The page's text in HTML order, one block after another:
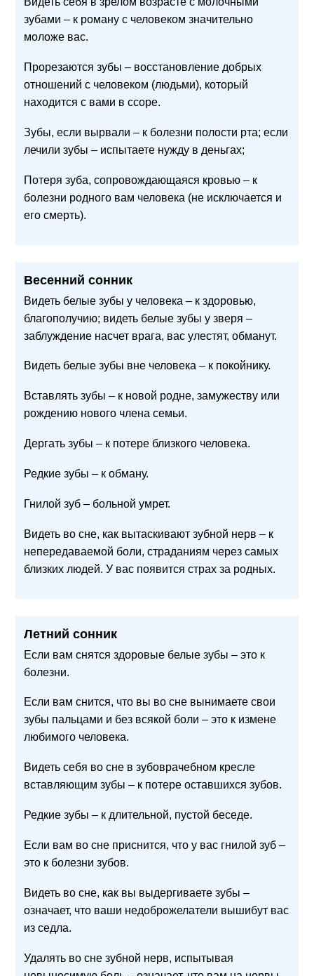
зубами – к роману с человеком значительно
моложе вас.
Прорезаются зубы – восстановление добрых
отношений с человеком (людьми), который
находится с вами в ссоре.
Зубы, если вырвали – к болезни полости рта; если
лечили зубы – испытаете нужду в деньгах;
Потеря зуба, сопровождающаяся кровью – к
болезни родного вам человека (не исключается и
его смерть).
Весенний сонник
Видеть белые зубы у человека – к здоровью,
благополучию; видеть белые зубы у зверя –
заблуждение насчет врага, вас улестят, обманут.
Видеть белые зубы вне человека – к покойнику.
Вставлять зубы – к новой родне, замужеству или
рождению нового члена семьи.
Дергать зубы – к потере близкого человека.
Редкие зубы – к обману.
Гнилой зуб – больной умрет.
Видеть во сне, как вытаскивают зубной нерв – к
непередаваемой боли, страданиям через самых
близких людей. У вас появится страх за родных.
Летний сонник
Если вам снятся здоровые белые зубы – это к
болезни.
Если вам снится, что вы во сне вынимаете свои
зубы пальцами и без всякой боли – это к измене
любимого человека.
Видеть себя во сне в зубоврачебном кресле
вставляющим зубы – к потере оставшихся зубов.
Редкие зубы – к длительной, пустой беседе.
Если вам во сне приснится, что у вас гнилой зуб –
это к болезни зубов.
Видеть во сне, как вы выдергиваете зубы –
означает, что ваши недоброжелатели вышибут вас
из седла.
Удалять во сне зубной нерв, испытывая